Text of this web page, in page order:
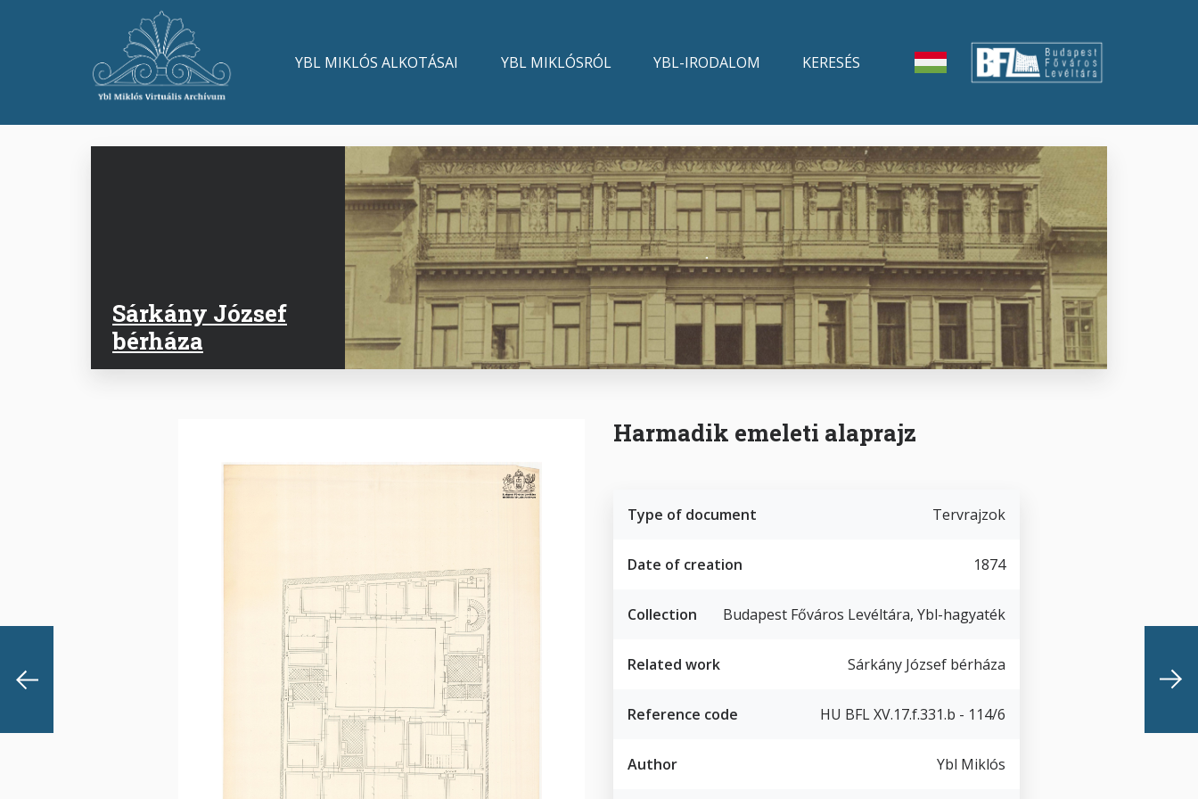
MainYBL MIKLÓS ALKOTÁSAI YBL MIKLÓSRÓL YBL-IRODALOM KERESÉS
Sárkány József
bérháza
Harmadik emeleti alaprajz
Type of document Tervrajzok
Date of creation 1874
Collection Budapest Főváros Levéltára, Ybl-hagyaték
Related work Sárkány József bérháza
Reference code HU BFL XV.17.f.331.b - 114/6
Author Ybl Miklós